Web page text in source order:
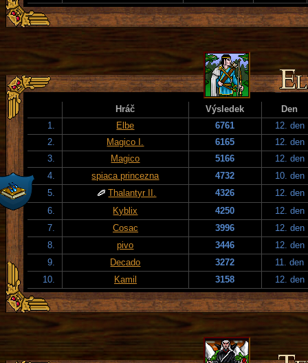
Hráč Výsledek
Den
1.
Elbe 6761
12. den
2.
Magico I. 6165
12. den
3.
Magico 5166
12. den
4.
spiaca princezna 4732
10. den
5.
Thalantyr II. 4326
12. den
6.
Kyblix 4250
12. den
7.
Cosac 3996
12. den
8.
pivo 3446
12. den
9.
Decado 3272
11. den
10.
Kamil 3158 12. den